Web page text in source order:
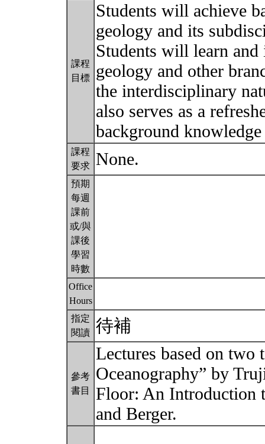
課程
目標
Students will achieve
geology and its
Students will learn
geology and other
the interdisciplinary
also serves as a
background
課程
要求 None.
預期
每週
課前
或/與
課後
學習
時數
Office
Hours
指定
閱讀 待補
參考
書目
Lectures based on two
Oceanography” by
Floor: An Introduction
and Berger.